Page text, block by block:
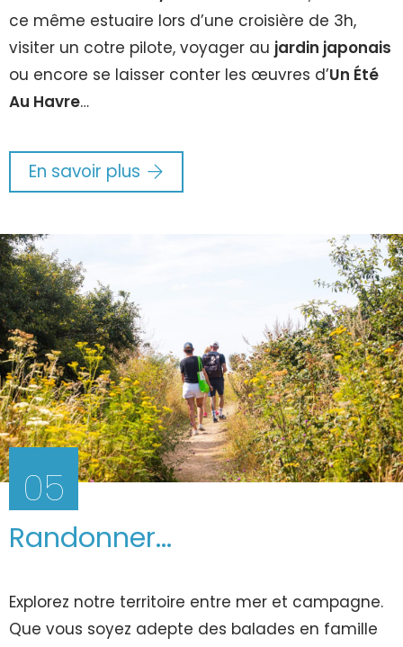
ce même estuaire lors d’une croisière de 3h,
visiter un cotre pilote, voyager au jardin japonais
ou encore se laisser conter les œuvres d’Un Été
Au Havre…
En savoir plus
05
Randonner...
Explorez notre territoire entre mer et campagne.
Que vous soyez adepte des balades en famille